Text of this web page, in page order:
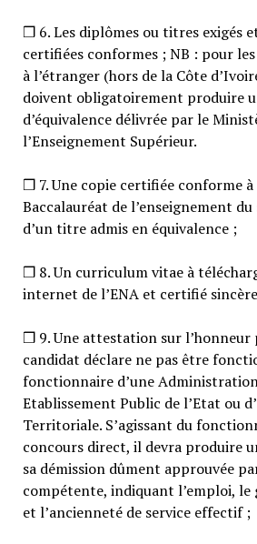
❒ 6. Les diplômes ou titres exigés
certifiées conformes ; NB : pour
à l’étranger (hors de la Côte
doivent obligatoirement produire
d’équivalence délivrée par le
l’Enseignement Supérieur.
❒ 7. Une copie certifiée conforme
Baccalauréat de l’enseignement
d’un titre admis en équivalence ;
❒ 8. Un curriculum vitae à
internet de l’ENA et certifié
❒ 9. Une attestation sur l’honneur
candidat déclare ne pas être
fonctionnaire d’une
Etablissement Public de l’Etat ou
Territoriale. S’agissant du
concours direct, il devra produire
sa démission dûment approuvée
compétente, indiquant l’emploi, le
et l’ancienneté de service effectif ;